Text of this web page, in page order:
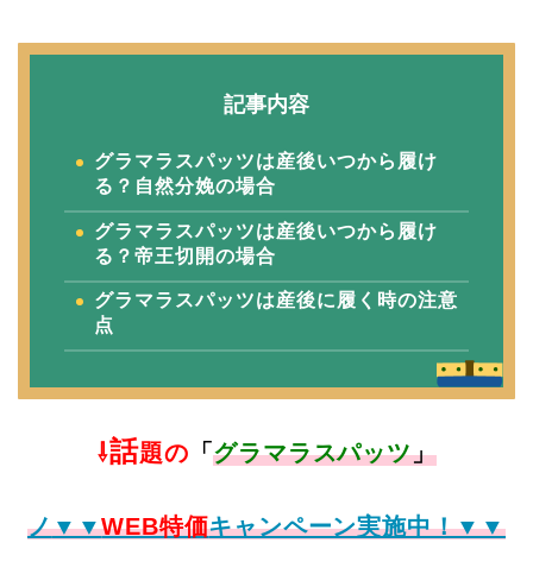
記事内容
グラマラスパッツは産後いつから履け
る？自然分娩の場合
グラマラスパッツは産後いつから履け
る？帝王切開の場合
グラマラスパッツは産後に履く時の注意
点
⇩話題の 「グラマラスパッツ」
ノ▼▼WEB特価キャンペーン実施中！▼▼